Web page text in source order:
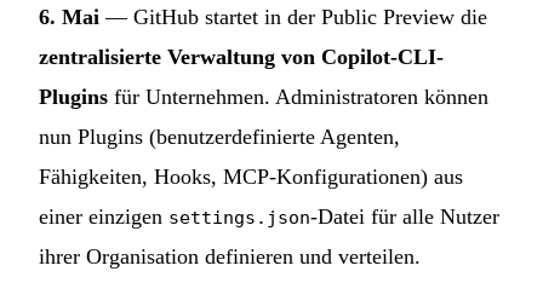
6. Mai — GitHub startet in der Public Preview die
zentralisierte Verwaltung von Copilot-CLI-
Plugins für Unternehmen. Administratoren können
nun Plugins (benutzerdefinierte Agenten,
Fähigkeiten, Hooks, MCP-Konfigurationen) aus
einer einzigen settings.json-Datei für alle Nutzer
ihrer Organisation definieren und verteilen.